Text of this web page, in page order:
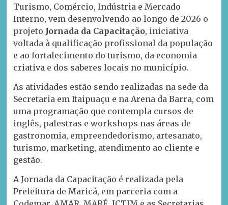
Turismo, Comércio, Indústria e Mercado
Interno, vem desenvolvendo ao longo de 2026 o
projeto Jornada da Capacitação, iniciativa
voltada à qualificação profissional da população
e ao fortalecimento do turismo, da economia
criativa e dos saberes locais no município.
As atividades estão sendo realizadas na sede da
Secretaria em Itaipuaçu e na Arena da Barra, com
uma programação que contempla cursos de
inglês, palestras e workshops nas áreas de
gastronomia, empreendedorismo, artesanato,
turismo, marketing, atendimento ao cliente e
gestão.
A Jornada da Capacitação é realizada pela
Prefeitura de Maricá, em parceria com a